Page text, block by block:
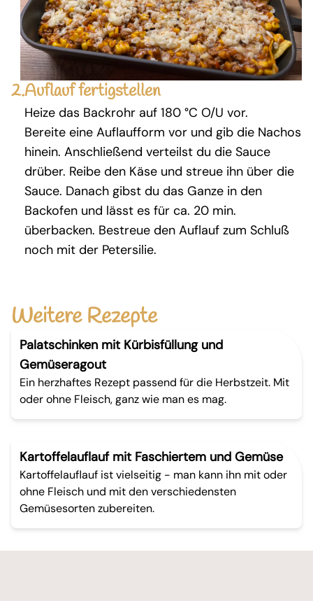
2.Auflauf fertigstellen
Heize das Backrohr auf 180 °C O/U vor.
Bereite eine Auflaufform vor und gib die Nachos
hinein. Anschließend verteilst du die Sauce
drüber. Reibe den Käse und streue ihn über die
Sauce. Danach gibst du das Ganze in den
Backofen und lässt es für ca. 20 min.
überbacken. Bestreue den Auflauf zum Schluß
noch mit der Petersilie.
Weitere Rezepte
Palatschinken mit Kürbisfüllung und
Gemüseragout
Ein herzhaftes Rezept passend für die Herbstzeit. Mit
oder ohne Fleisch, ganz wie man es mag.
Kartoffelauflauf mit Faschiertem und Gemüse
Kartoffelauflauf ist vielseitig - man kann ihn mit oder
ohne Fleisch und mit den verschiedensten
Gemüsesorten zubereiten.